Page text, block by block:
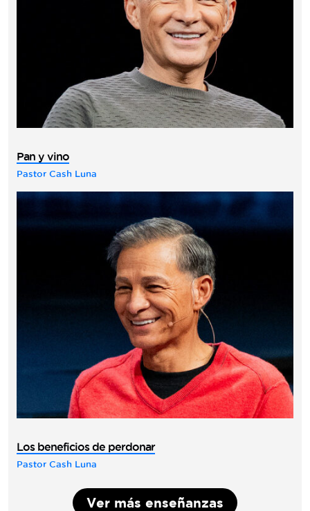
Pan y vino
Pastor Cash Luna
Los beneficios de perdonar
Pastor Cash Luna
Ver más enseñanzas